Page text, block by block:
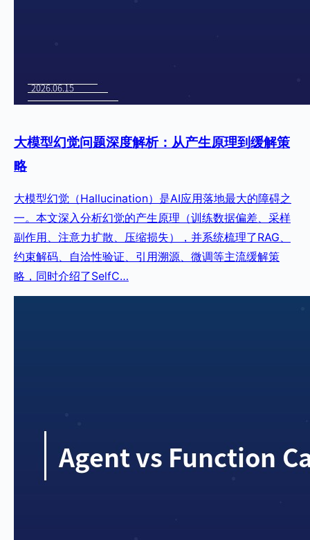
大模型幻觉问题深度解析：从产生原理到缓解策
略
大模型幻觉（Hallucination）是AI应用落地最大的障碍之
一。本文深入分析幻觉的产生原理（训练数据偏差、采样
副作用、注意力扩散、压缩损失），并系统梳理了RAG、
约束解码、自洽性验证、引用溯源、微调等主流缓解策
略，同时介绍了SelfC…